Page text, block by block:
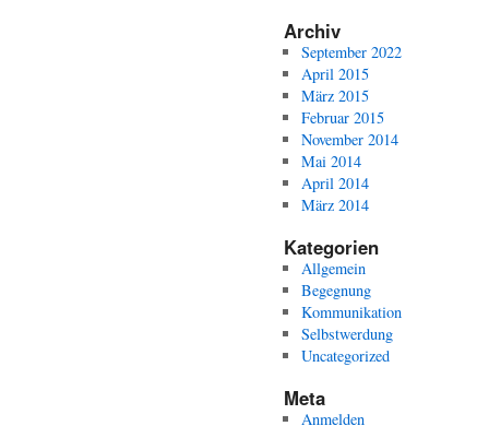
Archiv
September 2022
April 2015
März 2015
Februar 2015
November 2014
Mai 2014
April 2014
März 2014
Kategorien
Allgemein
Begegnung
Kommunikation
Selbstwerdung
Uncategorized
Meta
Anmelden